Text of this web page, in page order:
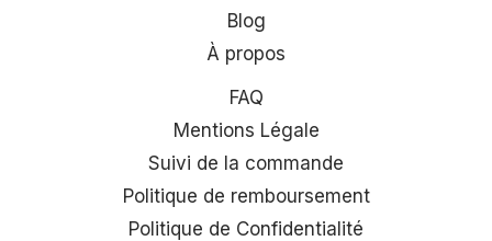
Blog
À propos
FAQ
Mentions Légale
Suivi de la commande
Politique de remboursement
Politique de Confidentialité